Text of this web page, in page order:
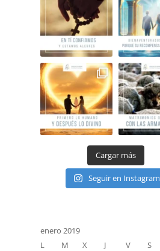
Cargar más
Seguir en Instagram
enero 2019
L
M X J V S